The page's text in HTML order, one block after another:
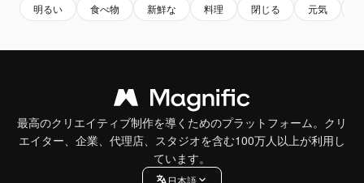
明るい 食べ物 新鮮な 料理 閉じる 元気
最高のクリエイティブ制作を導くためのプラットフォーム。クリ
エイター、企業、代理店、スタジオを含む100万人以上が利用し
ています。
日本語